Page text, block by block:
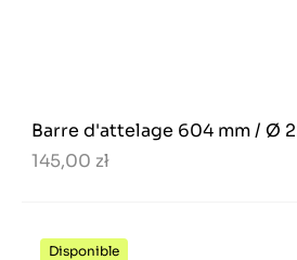
Barre d'attelage 604 mm / Ø
145,00 zł
Disponible